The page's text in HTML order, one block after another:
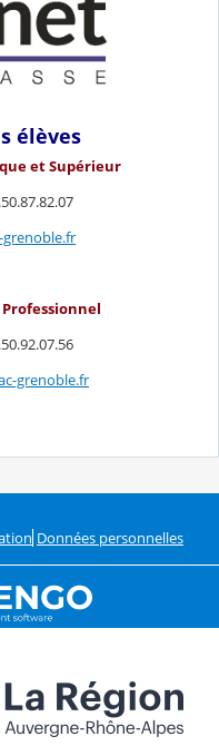
élèves
et Supérieur
grenoble.fr
grenoble.fr
Données personnelles